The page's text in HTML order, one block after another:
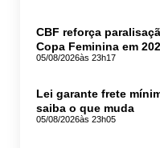
CBF reforça
Copa Feminina em
05/08/2026às 23h17
Lei garante frete
saiba o que muda
05/08/2026às 23h05